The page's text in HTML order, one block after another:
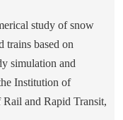
study of snow
trains based on
simulation and
Institution of
and Rapid Transit,